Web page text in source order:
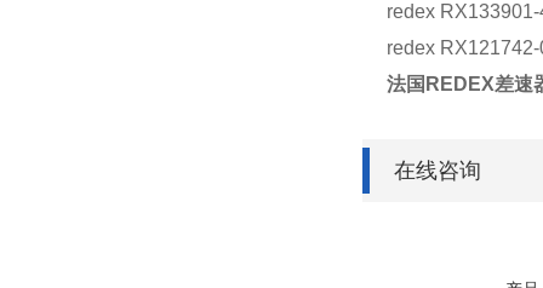
redex
redex
法国REDEX差速
在线咨询